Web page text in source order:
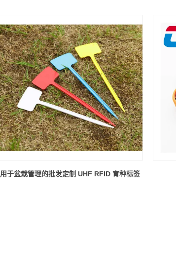
用于盆栽管理的批发定制 UHF RFID 育种标签